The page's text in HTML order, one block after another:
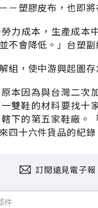
－塑膠皮布，也即將
力成本，生產成本
不會降低。」台塑
組，使中游興起圖存
本因為與台灣二次
雙鞋的材料要找十
下的第五家鞋廠。
四十六件貨品的紀錄
訂閱遠見電子